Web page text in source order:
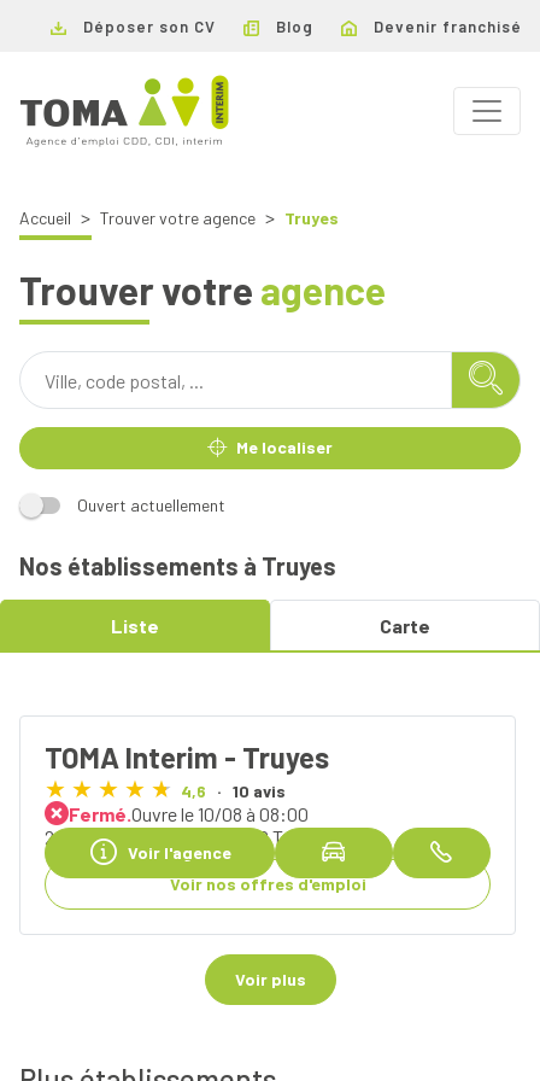
Déposer son CV Blog Devenir franchisé
Accueil Trouver votre agence Truyes
Trouver votre agence
Me localiser
Ouvert actuellement
Nos établissements à Truyes
Liste Carte
TOMA Interim - Truyes
4,6 10 avis
Fermé.Ouvre le 10/08 à 08:00
2 bis route Nationale, 37320 Truyes
Voir l'agence
Voir nos offres d'emploi
Voir plus